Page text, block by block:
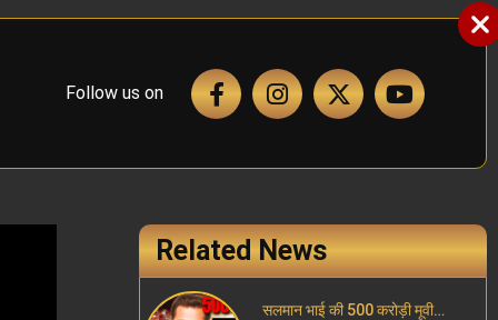
Follow us on
Related News
सलमान भाई की 500 करोड़ी मूवी